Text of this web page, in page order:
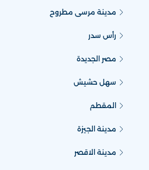
مدينة مرسى مطروح
رأس سدر
مصر الجديدة
سهل حشيش
المقطم
مدينة الجيزة
مدينة الاقصر